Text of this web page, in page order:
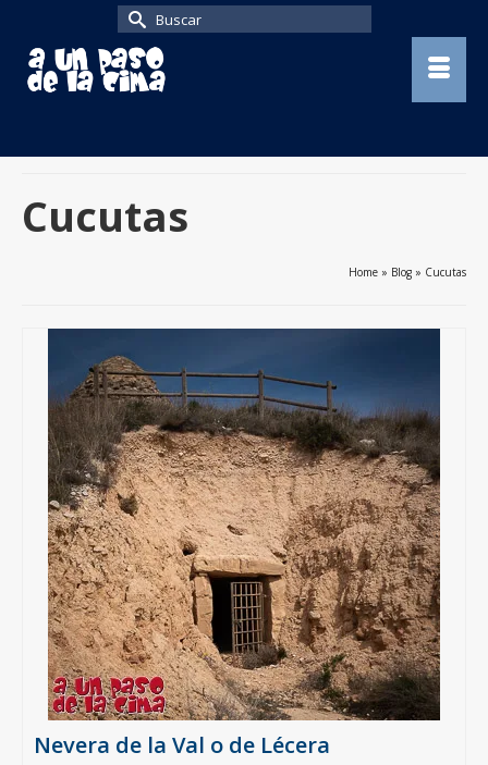
Buscar
por:
Cucutas
Home » Blog » Cucutas
Nevera de la Val o de Lécera